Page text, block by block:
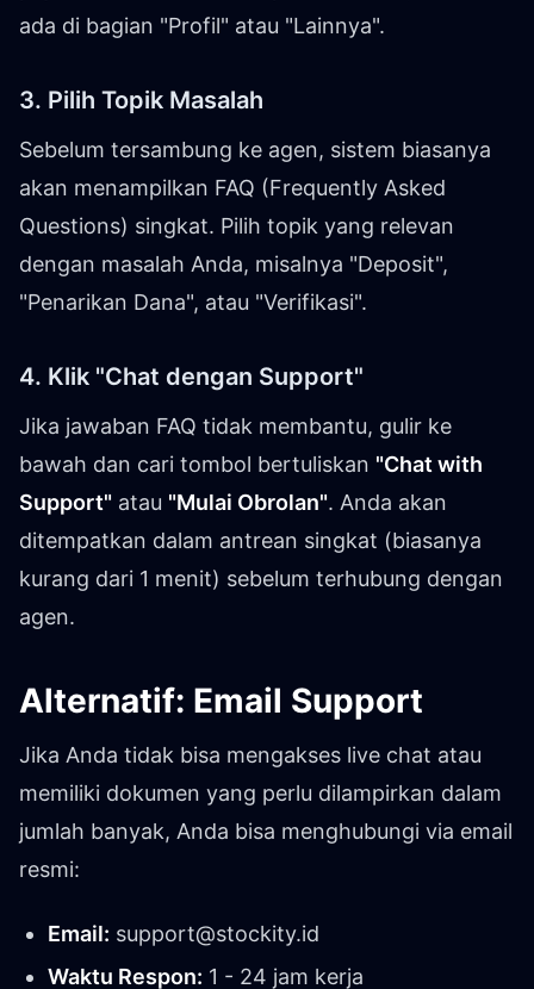
ada di bagian "Profil" atau "Lainnya".
3. Pilih Topik Masalah
Sebelum tersambung ke agen, sistem biasanya
akan menampilkan FAQ (Frequently Asked
Questions) singkat. Pilih topik yang relevan
dengan masalah Anda, misalnya "Deposit",
"Penarikan Dana", atau "Verifikasi".
4. Klik "Chat dengan Support"
Jika jawaban FAQ tidak membantu, gulir ke
bawah dan cari tombol bertuliskan "Chat with
Support" atau "Mulai Obrolan". Anda akan
ditempatkan dalam antrean singkat (biasanya
kurang dari 1 menit) sebelum terhubung dengan
agen.
Alternatif: Email Support
Jika Anda tidak bisa mengakses live chat atau
memiliki dokumen yang perlu dilampirkan dalam
jumlah banyak, Anda bisa menghubungi via email
resmi:
Email: support@stockity.id
Waktu Respon: 1 - 24 jam kerja